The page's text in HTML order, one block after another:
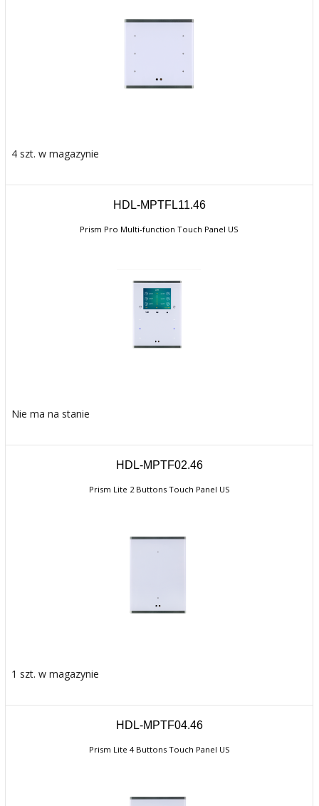
4 szt. w magazynie
HDL-MPTFL11.46
Prism Pro Multi-function Touch Panel US
Nie ma na stanie
HDL-MPTF02.46
Prism Lite 2 Buttons Touch Panel US
1 szt. w magazynie
HDL-MPTF04.46
Prism Lite 4 Buttons Touch Panel US